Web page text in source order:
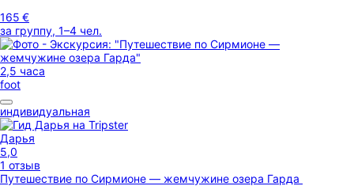
165 €
за группу, 1–4 чел.
2,5 часа
foot
индивидуальная
Дарья
5,0
1 отзыв
Путешествие по Сирмионе — жемчужине озера Гарда